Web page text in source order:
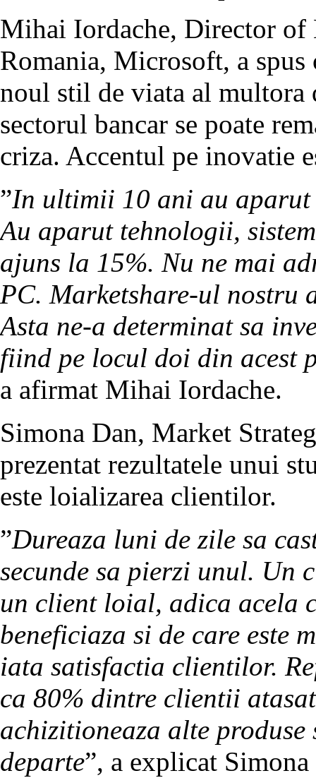
Mihai Iordache, Director of
Romania, Microsoft, a
noul stil de viata al
sectorul bancar se poate
criza. Accentul pe inovatie
”In ultimii 10 ani au
Au aparut tehnologii,
ajuns la 15%. Nu ne mai
PC. Marketshare-ul nostru
Asta ne-a determinat sa
fiind pe locul doi din acest
a afirmat Mihai Iordache.
Simona Dan, Market
prezentat rezultatele unui
este loializarea clientilor.
”Dureaza luni de zile sa
secunde sa pierzi unul. Un
un client loial, adica acela
beneficiaza si de care este
iata satisfactia clientilor.
ca 80% dintre clientii
achizitioneaza alte
departe”, a explicat